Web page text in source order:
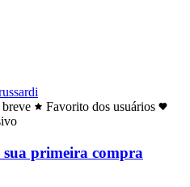
Favorito dos usuários
sua primeira compra